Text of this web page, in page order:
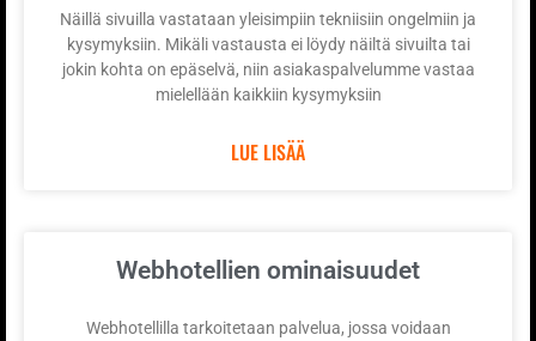
Näillä sivuilla vastataan yleisimpiin tekniisiin ongelmiin ja
kysymyksiin. Mikäli vastausta ei löydy näiltä sivuilta tai
jokin kohta on epäselvä, niin asiakaspalvelumme vastaa
mielellään kaikkiin kysymyksiin
LUE LISÄÄ
Webhotellien ominaisuudet
Webhotellilla tarkoitetaan palvelua, jossa voidaan